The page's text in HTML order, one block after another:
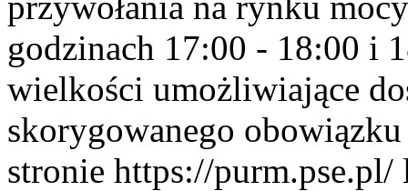
godzinach 17:00 - 18:00 i
wielkości umożliwiające
skorygowanego
stronie https://